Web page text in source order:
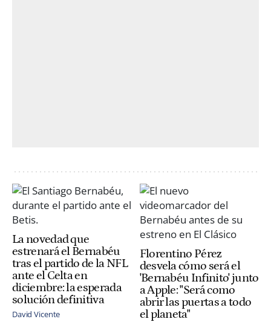
La novedad que
estrenará el Bernabéu
tras el partido de la NFL
ante el Celta en
diciembre: la esperada
solución definitiva
David Vicente
Florentino Pérez
desvela cómo será el
'Bernabéu Infinito' junto
a Apple: "Será como
abrir las puertas a todo
el planeta"